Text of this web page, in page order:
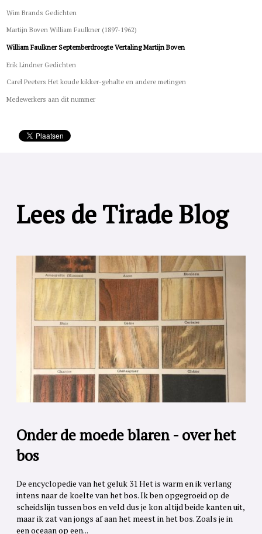
Wim Brands Gedichten
Martijn Boven William Faulkner (1897-1962)
William Faulkner Septemberdroogte Vertaling Martijn Boven
Erik Lindner Gedichten
Carel Peeters Het koude kikker-gehalte en andere metingen
Medewerkers aan dit nummer
Lees de Tirade Blog
Onder de moede blaren - over het
bos
De encyclopedie van het geluk 31 Het is warm en ik verlang
intens naar de koelte van het bos. Ik ben opgegroeid op de
scheidslijn tussen bos en veld dus je kon altijd beide kanten uit,
maar ik zat van jongs af aan het meest in het bos. Zoals je in
een oceaan op een...